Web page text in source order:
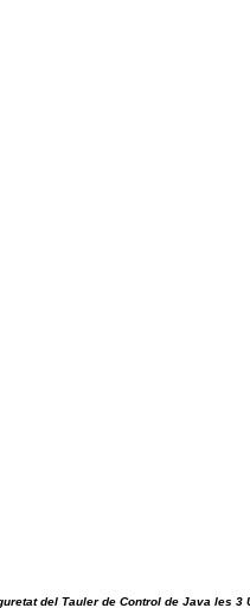
del Tauler de Control de Java les 3